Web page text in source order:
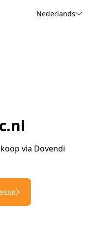
Nederlands
via Dovendi